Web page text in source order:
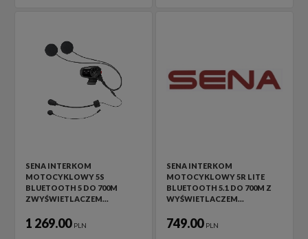
SENA INTERKOM
MOTOCYKLOWY 5S
BLUETOOTH 5 DO 700M
ZWYŚWIETLACZEM…
1 269.00 PLN
SENA INTERKOM
MOTOCYKLOWY 5R LITE
BLUETOOTH 5.1 DO 700M Z
WYŚWIETLACZEM…
749.00 PLN